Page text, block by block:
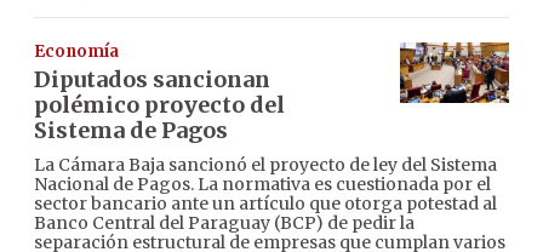
Economía
Diputados sancionan
polémico proyecto del
Sistema de Pagos
La Cámara Baja sancionó el proyecto de ley del Sistema
Nacional de Pagos. La normativa es cuestionada por el
sector bancario ante un artículo que otorga potestad al
Banco Central del Paraguay (BCP) de pedir la
separación estructural de empresas que cumplan varios